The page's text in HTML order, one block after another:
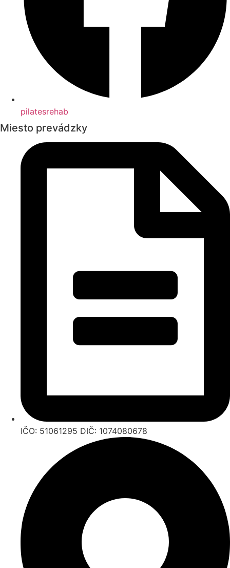
pilatesrehab
Miesto prevádzky
IČO: 51061295 DIČ: 1074080678